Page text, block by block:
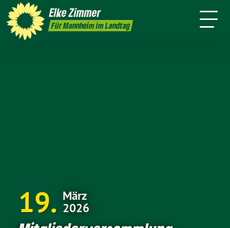
ElkeZimmer
Für Mannheim im Landtag
Kontakt Newsletter Legislatur
19
März
2026